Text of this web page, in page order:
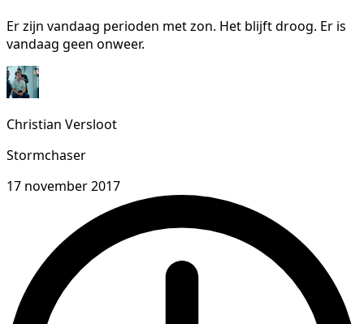
Er zijn vandaag perioden met zon. Het blijft droog. Er is
vandaag geen onweer.
Christian Versloot
Stormchaser
17 november 2017